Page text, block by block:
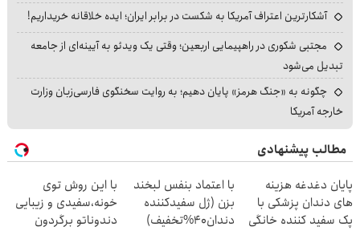
آشکارترین اعتراف آمریکا به شکست در برابر ایران؛ ایده خلاقانه خریداریم!
مجتبی شکوری در راهپیمایی اربعین؛ وقتی یک ویدئو به آیینه‌ای از جامعه
تبدیل می‌شود
چگونه به «جنگ هرمز» پایان دهیم؛ به روایت سخنگوی فارسی‌زبان وزارت
خارجه آمریکا
مطالب پیشنهادی
پایان دغدغه هزینه
های دندان پزشکی با
پک سفید کننده خانگی
با اعتماد بنفس لبخند
بزن (ژل سفیدکننده
دندان40%تخفیف)
با این روش توی
خونه،سفیدی و زیبایی
دندوناتو برگردون